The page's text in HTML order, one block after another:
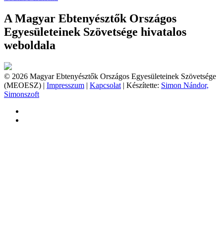
A Magyar Ebtenyésztők Országos
Egyesületeinek Szövetsége hivatalos
weboldala
© 2026 Magyar Ebtenyésztők Országos Egyesületeinek Szövetsége
(MEOESZ) | Impresszum | Kapcsolat | Készítette: Simon Nándor,
Simonszoft